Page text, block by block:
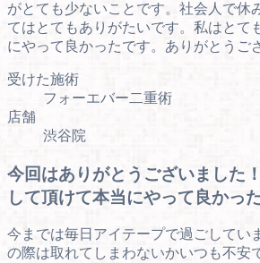
がとても少ないことです。社会人で休
てはとてもありがたいです。私はとて
にやって良かったです。ありがとうご
受けた施術
フォーエバー二重術
店舗
渋谷院
今回はありがとうございました
して頂けて本当にやって良かっ
今までは毎日アイテープで過ごしてい
の際は取れてしまわないかいつも不安